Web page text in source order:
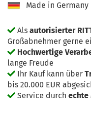
Made in Germany
Als autorisierter
Großabnehmer gerne
Hochwertige
lange Freude
Ihr Kauf kann über
bis 20.000 EUR
Service durch echte